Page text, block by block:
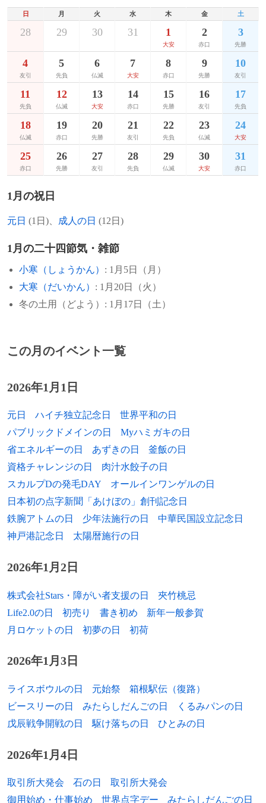
イツ人を護送中のオランダ貨物船「ファ
ン・イムホフ」がインド洋上で日本軍によ
って撃沈、救助活動が充分に行われないま
まドイツ人非戦闘員多数が犠牲となる。
1940年 毛沢東が「新民主主義論」を発表。
1934年 エチオピア皇帝ハイレ・セラシエ1世の甥
の黒田雅子が決定。4月にイタリアの干渉
で破談。
1927年
大正天皇と決まる。
1911年 南北朝正閏問題: 読売新聞が社説で国定教
ずれの皇統が正当かをめぐり帝国議会での
論争に発展。
道と連絡して成田山詣での新しい移動手段
1868年 江戸薩摩藩邸の焼討事件が起こる。
1862年
南北戦争ミル・スプリングスの戦い: ケン
タッキー州でジョージ・ヘンリー・トーマ
ス率いる北軍が、南軍に勝利。南北戦争に
おける北軍の最初の大勝利で、北軍のテネ
シー州中部への進撃の道を開いた。
1853年 ジュゼッペ・ヴェルディのオペラ『イル・
トロヴァトーレ』がローマアポロ劇場で初
演。[出典]
1419年
百年戦争: 1418年7月31日から始まったイン
グランド王ヘンリー5世によるフランスの
伏。
1885年 大塚淳、指揮者、音楽家（+1945年）
アレクサンダー・ウールコット、評論家
（+ 1943年）
1889年 鴇田英太郎、劇作家（+ 1929年）
1889年 ゾフィー・トイバー＝アルプ、芸術家（+
1943年）
1890年 エルマー・ニクランダー、陸上競技選手
（+ 1942年）
1893年
1899年 逸見広、小説家（+ 1971年）
1902年 小松均、日本画家（+ 1989年）
1903年 ボリス・ブラッハー、作曲家（+ 1975年）
1906年 リリアン・ハーヴェイ、女優（+ 1968年）
江藤智、政治家（+ 1982年）
1908年 久世竜、殺陣師、俳優（+ 1985年）
1908年
高津春繁、言語学者、東京大学名誉教授
1909年 山本庸一、雪印乳業社長、日本乳製品協会
会長（+ 1987年）
1909年 水原茂、プロ野球選手、監督（+ 1982年）
1909年
ハンス・ホッター、バスバリトン歌手（+
1910年 高辻正己、官僚、裁判官（+ 1997年）
1910年 苅田久徳、プロ野球選手、監督、審判員
1911年 チョール・シン、最高裁判所裁判官（+
ス・パイロット（+ 1943年）
1912年
レオニート・カントロヴィチ、数学者、経
済学者（+ 1986年）
1930年 フランク・ラムゼイ、数学者（* 1903年）
1931年 森道伯、漢方一貫堂医学の創始者（* 1867
1942年 猪俣津南雄、経済学者（* 1889年）
1942年 ヴァルター・シュピース、画家（* 1895
年）
1946年 靉光、洋画家（* 1907年）
1947年 石原純、物理学者、歌人（* 1881年）
1948年
1956年
ニコライ・パニン、フィギュアスケート選
手（* 1871年）
1962年 安井誠一郎、元東京都知事、自由民主党衆
1962年
高登渉、大相撲の力士・元関脇（* 1908
1964年 アルノルト・シュヴァスマン、天文学者
（* 1870年）
1969年 ヤン・パラフ、「プラハの春」の英雄とし
て知られる大学生（* 1948年）
1972年 マイケル・レビン、ヴァイオリニスト（*
1886年）
1979年
唐牛敏世、みちのく銀行初代頭取（* 1879
年）
1980年 高橋信三、毎日放送元会長（* 1901年）
1980年 穂積驚、小説家（* 1912年）
1982年 エリス・レジーナ、歌手（* 1945年）
（* 1903年）
1989年 佐竹義利、実業家（* 1904年）
日 月 火 水 木 金 土
28 29 30 31 1
大安
2
赤口
3
先勝
4
友引
5
先負
6
仏滅
7
大安
8
赤口
9
先勝
10
友引
11
先負
12
仏滅
13
大安
14
赤口
15
先勝
16
友引
17
先負
18
仏滅
19
赤口
20
先勝
21
友引
22
先負
23
仏滅
24
大安
25
赤口
26
先勝
27
友引
28
先負
29
仏滅
30
大安
31
赤口
1月の祝日
元日 (1日)、 成人の日 (12日)
1月の二十四節気・雑節
小寒（しょうかん） : 1月5日（月）
大寒（だいかん） : 1月20日（火）
冬の土用（どよう）: 1月17日（土）
この月のイベント一覧
2026年1月1日
元日 ハイチ独立記念日
世界平和の日
パブリックドメインの日
Myハミガキの日
省エネルギーの日
あずきの日
釜飯の日
資格チャレンジの日
肉汁水餃子の日
スカルプDの発毛DAY
オールインワンゲルの日
日本初の点字新聞「あけぼの」創刊記念日
鉄腕アトムの日
少年法施行の日
中華民国設立記念日
神戸港記念日
太陽暦施行の日
2026年1月2日
株式会社Stars・障がい者支援の日
夾竹桃忌
Life2.0の日
初売り 書き初め
新年一般参賀
月ロケットの日
初夢の日 初荷
2026年1月3日
ライスボウルの日 元始祭
箱根駅伝（復路）
ビースリーの日
みたらしだんごの日
くるみパンの日
戊辰戦争開戦の日
駆け落ちの日 ひとみの日
2026年1月4日
取引所大発会 石の日
取引所大発会
御用始め・仕事始め
世界点字デー みたらしだんごの日